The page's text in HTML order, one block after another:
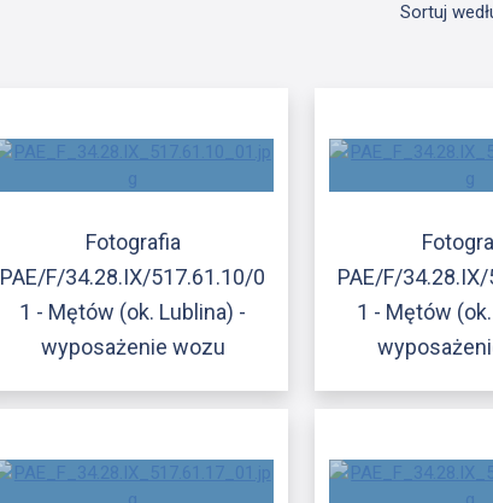
Sortuj
Fotografia
PAE/F/34.28.IX/517.61.10/0
1 - Mętów (ok. Lublina) -
wyposażenie wozu
PAE/F/
1 - Mętów